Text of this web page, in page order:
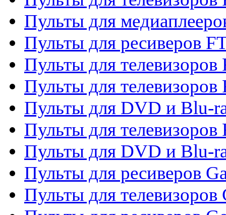
Пульты для
Пульты для ресиверов
Пульты для телевизоров
Пульты для телевизоров
Пульты для DVD и Blu-
Пульты для телевизоров
Пульты для DVD и Blu-
Пульты для ресиверов
Пульты для телевизоров